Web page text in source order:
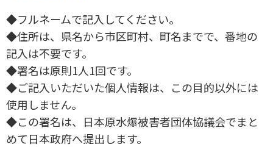
◆フルネームで記入してください。
◆住所は、県名から市区町村、町名までで、番地の
記入は不要です。
◆署名は原則1人1回です。
◆ご記入いただいた個人情報は、この目的以外には
使用しません。
◆この署名は、日本原水爆被害者団体協議会でまと
めて日本政府へ提出します。